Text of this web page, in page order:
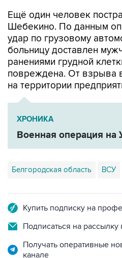
Ещё один человек
Шебекино. По данным
удар по грузовому
больницу доставлен
ранениями грудной
повреждена. От взрыва
на территории
ХРОНИКА
Военная операция на
Белгородская область ВСУ
Купить подписку на
Подписаться на рассылку
Получать оперативные
канале